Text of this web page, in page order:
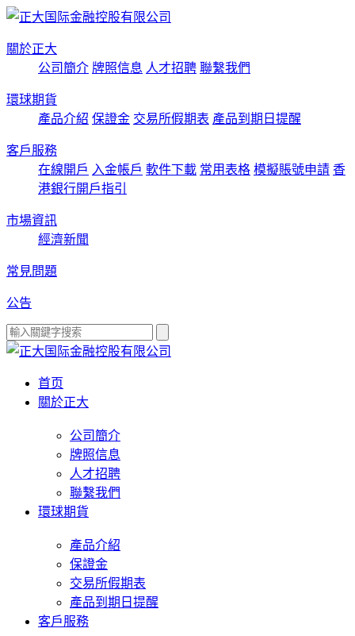
關於正大
公司簡介 牌照信息 人才招聘 聯繫我們
環球期貨
產品介紹 保證金 交易所假期表 產品到期日提醒
客戶服務
在線開戶 入金帳戶 軟件下載 常用表格 模擬賬號申請 香
港銀行開戶指引
市場資訊
經濟新聞
常見問題
公告
首页
關於正大
公司簡介
牌照信息
人才招聘
聯繫我們
環球期貨
產品介紹
保證金
交易所假期表
產品到期日提醒
客戶服務